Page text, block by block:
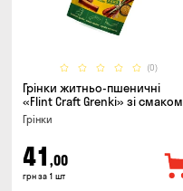
(0)
Грінки житньо-пшеничні
«Flint Craft Grenki» зі смаком
кабаносів та гірчиці, 80г
Грінки
41 ,00
грн за 1 шт